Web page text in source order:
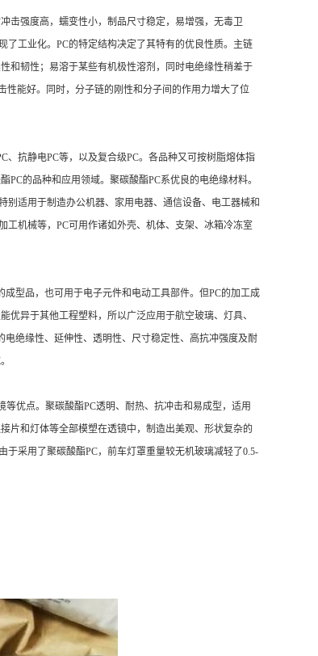
击强度高，蠕变性小，制品尺寸稳定，易增强，无毒卫
了工业化。PC的特定结构决定了其特有的优良性质。主链
和韧性；易溶于某些有机极性溶剂，同时电绝缘性稍差于
性能好。同时，分子链的刚性和分子间的作用力增大了位
、抗静电PC等，以及复合级PC。各品种又可按树脂熔体指
的品种和应用领域。聚碳酸酯PC系优良的电绝缘材料。
适用于制造办公机器、家用电器、通信设备、电工器械和
机械等，PC可用作诸如外壳、机体、支架、冰箱冷冻室
型品，也可用于电子元件和电动工具部件。但PC的加工成
异于其他工程塑料，所以广泛应用于航空玻璃、灯具、
绝缘性、延伸性、透明性、尺寸稳定性、高抗冲强度及耐
优点。聚碳酸酯PC透明、耐热、抗冲击和易成型，适用
片和灯体等全部模塑在透镜中，制造出美观、形状复杂的
采用了聚碳酸酯PC，前车灯罩重量较无机玻璃减轻了0.5-